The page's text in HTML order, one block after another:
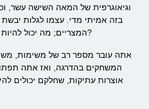
וגיאוגרפית של המאה השישה עשר,
בזה אמיתי מדי. עצמו לגלות
פירמידות & ndash המצריים; מה יכול להיות מפתה יותר?
אתה עובר מספר רב של משימות,
המשחקים בהדרגה, ואז אתה
אוצרות עתיקות, שחלקם יכולים